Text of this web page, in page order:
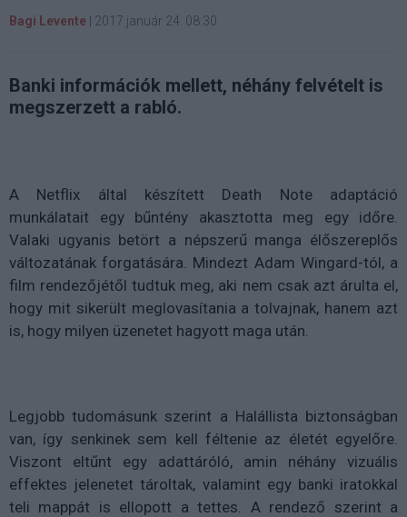
Bagi Levente 2017 január 24. 08:30
Banki információk mellett, néhány felvételt is
megszerzett a rabló.
A Netflix által készített Death Note adaptáció
munkálatait egy bűntény akasztotta meg egy időre.
Valaki ugyanis betört a népszerű manga élőszereplős
változatának forgatására. Mindezt Adam Wingard-tól, a
film rendezőjétől tudtuk meg, aki nem csak azt árulta el,
hogy mit sikerült meglovasítania a tolvajnak, hanem azt
is, hogy milyen üzenetet hagyott maga után.
Legjobb tudomásunk szerint a Halállista biztonságban
van, így senkinek sem kell féltenie az életét egyelőre.
Viszont eltűnt egy adattáróló, amin néhány vizuális
effektes jelenetet tároltak, valamint egy banki iratokkal
teli mappát is ellopott a tettes. A rendező szerint a